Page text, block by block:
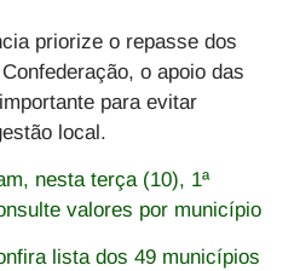
priorize o repasse dos
o apoio das
para evitar
local.
nesta terça (10), 1ª
valores por município
lista dos 49 municípios